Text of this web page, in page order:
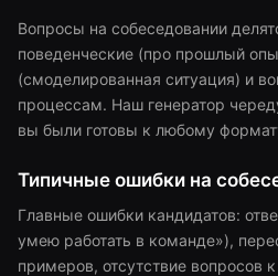
Вопросы на собеседовании
поведенческие (про прошлый
(смоделированная ситуация) и
процессам. Наш генератор
вы были готовы к любому
Типичные ошибки на
Главные ошибки кандидатов:
умею работать в команде»),
примеров, отсутствие вопросов